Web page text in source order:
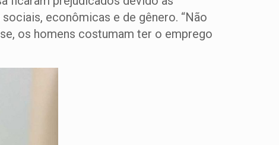
econômicas e de gênero. “Não
os homens costumam ter o emprego